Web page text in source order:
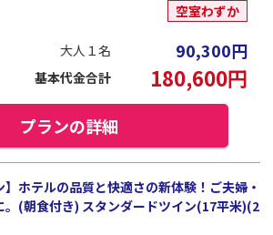
空室わずか
大人１名 90,300円
基本代金合計 180,600円
プランの詳細
】ホテルの品質と快適さの新体験！ご夫婦・
。(朝食付き) スタンダードツイン(17平米)(2